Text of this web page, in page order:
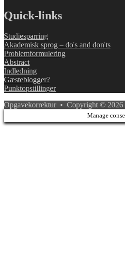
Quick-links
Studiesparring
Akademisk sprog – do's and don'ts
Problemformulering
Abstract
Indledning
Gæsteblogger?
Punktopstillinger
Opgavekorrektur • Copyright © 2026
Manage